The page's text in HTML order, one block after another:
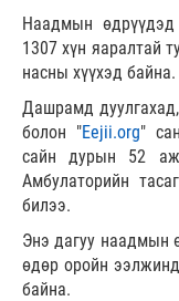
Наадмын өдрүүдэд
1307 хүн яаралтай
насны хүүхэд байна.
Дашрамд
болон "Eejii.org"
сайн дурын 52
Амбулаторийн
билээ.
Энэ дагуу наадмын
өдөр оройн
байна.